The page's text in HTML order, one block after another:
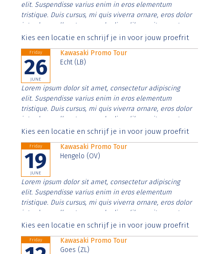
elit. Suspendisse varius enim in eros elementum
tristique. Duis cursus, mi quis viverra ornare, eros dolor
interdum nulla, ut commodo diam libero vitae erat.
Aenean faucibus nibh et justo cursus id rutrum lorem
Kies een locatie en schrijf je in voor jouw proefrit
Friday
26
JUNE
Kawasaki Promo Tour
Echt (LB)
Lorem ipsum dolor sit amet, consectetur adipiscing
elit. Suspendisse varius enim in eros elementum
tristique. Duis cursus, mi quis viverra ornare, eros dolor
interdum nulla, ut commodo diam libero vitae erat.
Aenean faucibus nibh et justo cursus id rutrum lorem
Kies een locatie en schrijf je in voor jouw proefrit
Friday
19
JUNE
Kawasaki Promo Tour
Hengelo (OV)
Lorem ipsum dolor sit amet, consectetur adipiscing
elit. Suspendisse varius enim in eros elementum
tristique. Duis cursus, mi quis viverra ornare, eros dolor
interdum nulla, ut commodo diam libero vitae erat.
Aenean faucibus nibh et justo cursus id rutrum lorem
Kies een locatie en schrijf je in voor jouw proefrit
Friday
Kawasaki Promo Tour
Goes (ZL)